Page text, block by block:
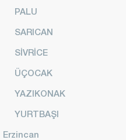
PALU
SARICAN
SİVRİCE
ÜÇOCAK
YAZIKONAK
YURTBAŞI
Erzincan